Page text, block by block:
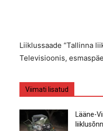
Liiklussaade “Tallinna
Televisioonis,
Viimati lisatud
Lääne-